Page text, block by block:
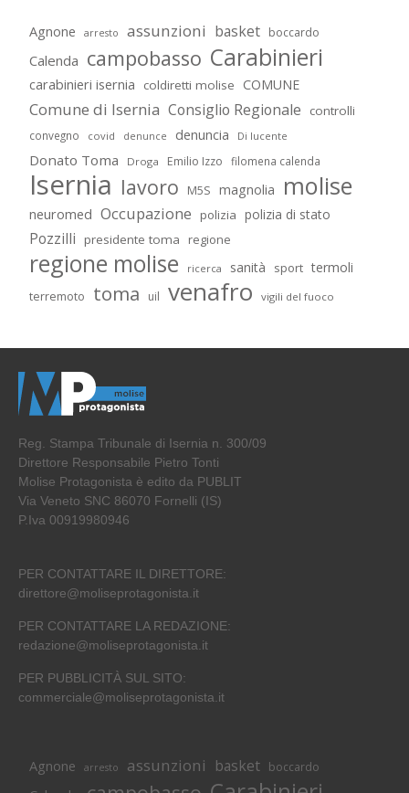
Agnone arresto assunzioni basket boccardo
Calenda campobasso Carabinieri
carabinieri isernia coldiretti molise COMUNE
Comune di Isernia Consiglio Regionale controlli
convegno covid denunce denuncia Di lucente
Donato Toma Droga Emilio Izzo filomena calenda
Isernia lavoro M5S magnolia molise
neuromed Occupazione polizia polizia di stato
Pozzilli presidente toma regione
regione molise ricerca sanità sport termoli
terremoto toma uil venafro vigili del fuoco
Reg. Stampa Tribunale di Isernia n. 300/09
Direttore Responsabile Pietro Tonti
Molise Protagonista è edito da PUBLIT
Via Veneto SNC 86070 Fornelli (IS)
P.Iva 00919980946
PER CONTATTARE IL DIRETTORE:
direttore@moliseprotagonista.it
PER CONTATTARE LA REDAZIONE:
redazione@moliseprotagonista.it
PER PUBBLICITÀ SUL SITO:
commerciale@moliseprotagonista.it
Agnone arresto assunzioni basket boccardo